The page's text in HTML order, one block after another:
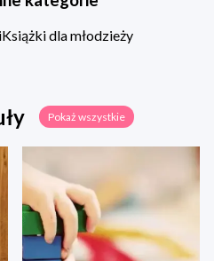
Książki dla młodzieży
Pokaż wszystkie